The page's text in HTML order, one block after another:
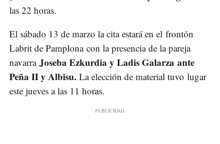
las 22 horas.
El sábado 13 de marzo la cita estará en el frontón
Labrit de Pamplona con la presencia de la pareja
navarra Joseba Ezkurdia y Ladis Galarza ante
Peña II y Albisu. La elección de material tuvo lugar
este jueves a las 11 horas.